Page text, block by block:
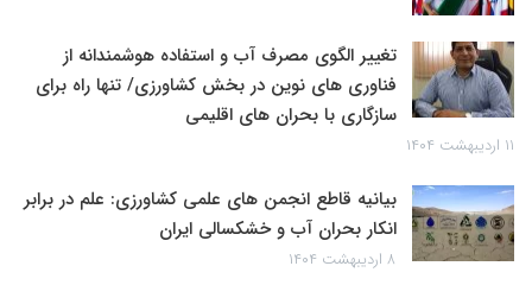
تغییر الگوی مصرف آب و استفاده هوشمندانه از
فناوری های نوین در بخش کشاورزی/ تنها راه برای
سازگاری با بحران های اقلیمی
۱۱ اردیبهشت ۱۴۰۴
بیانیه قاطع انجمن های علمی کشاورزی: علم در برابر
انکار بحران آب و خشکسالی ایران
۸ اردیبهشت ۱۴۰۴